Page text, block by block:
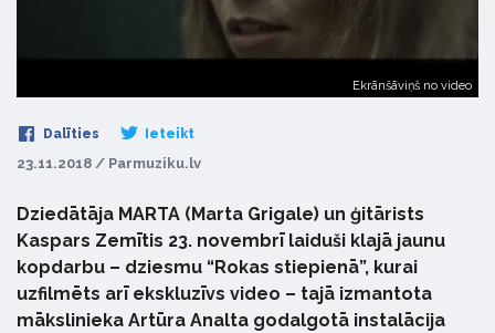
Ekrānšāviņš no video
Dalīties Ieteikt
23.11.2018 / Parmuziku.lv
Dziedātāja MARTA (Marta Grigale) un ģitārists
Kaspars Zemītis 23. novembrī laiduši klajā jaunu
kopdarbu – dziesmu “Rokas stiepienā”, kurai
uzfilmēts arī ekskluzīvs video – tajā izmantota
mākslinieka Artūra Analta godalgotā instalācija